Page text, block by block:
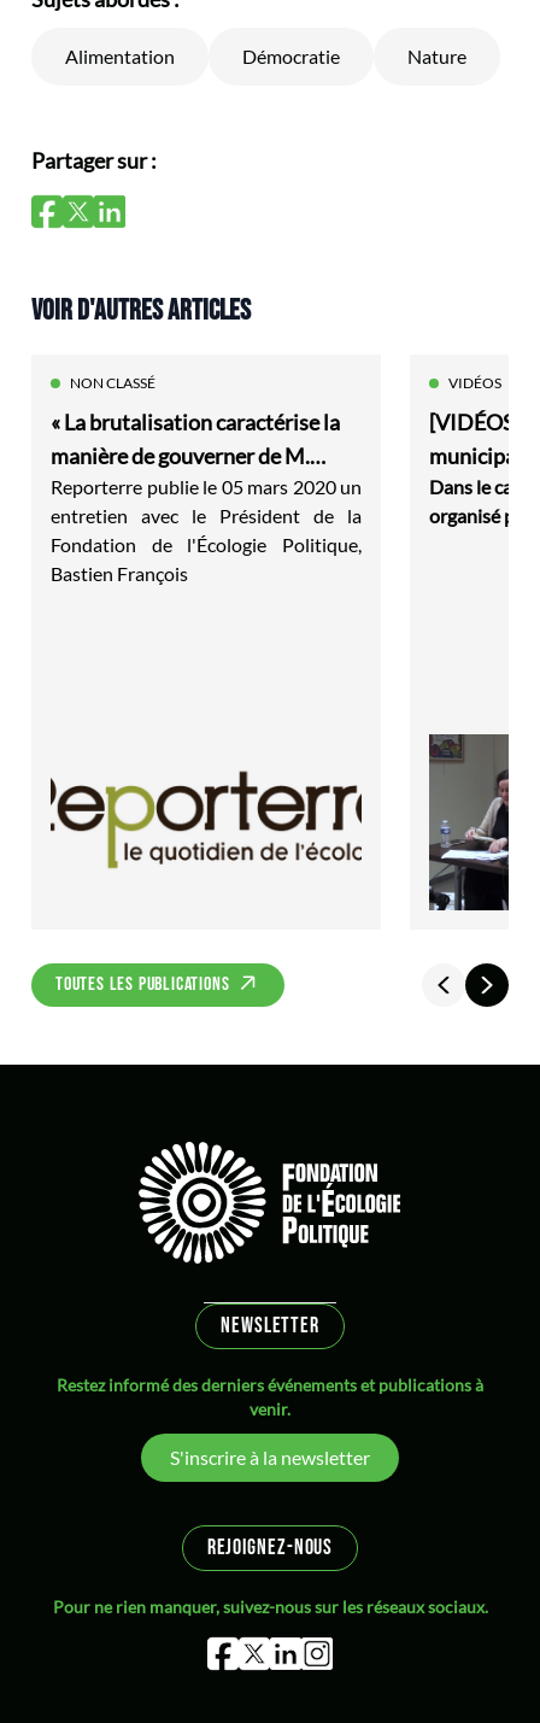
Alimentation Démocratie Nature
Partager sur :
VOIR D'AUTRES ARTICLES
NON CLASSÉ
« La brutalisation caractérise la
manière de gouverner de M.
Macron »
Reporterre publie le 05 mars 2020 un
entretien avec le Président de la
Fondation de l'Écologie Politique,
Bastien François
VIDÉOS
[VIDÉOS]
Dans le
organisé par
TOUTES LES PUBLICATIONS
NEWSLETTER
Restez informé des derniers événements et publications à
venir.
S'inscrire à la newsletter
REJOIGNEZ-NOUS
Pour ne rien manquer, suivez-nous sur les réseaux sociaux.